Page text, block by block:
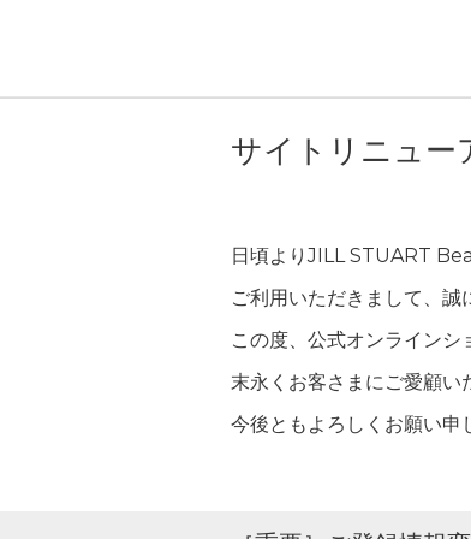
サイトリニュー
日頃よりJILL STUART
ご利用いただきまして、誠
この度、公式オンラインシ
末永くお客さまにご愛顧い
今後ともよろしくお願い申